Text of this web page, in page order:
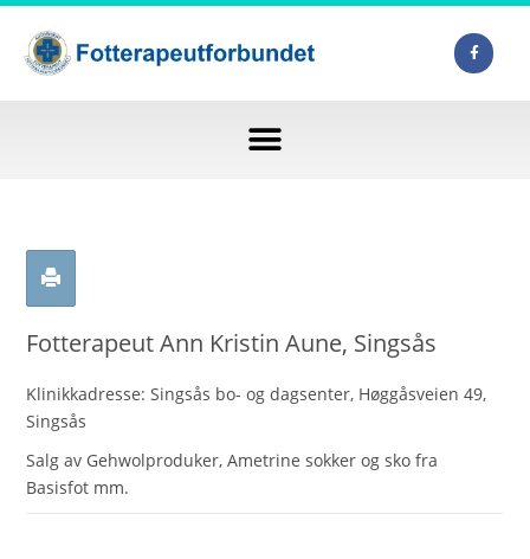
Fotterapeut Ann Kristin Aune, Singsås
Klinikkadresse: Singsås bo- og dagsenter, Høggåsveien 49,
Singsås
Salg av Gehwolproduker, Ametrine sokker og sko fra
Basisfot mm.